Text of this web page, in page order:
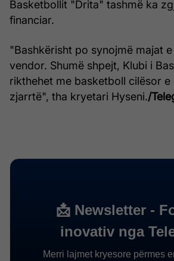
Basketbollit "Drita" tashmë ka
financiar.
"Bashkërisht po synojmë majat
vendor. Shumë shpejt, Klubi i
rikthehet me basketboll cilësor
zjarrtë", tha kryetari Hyseni./